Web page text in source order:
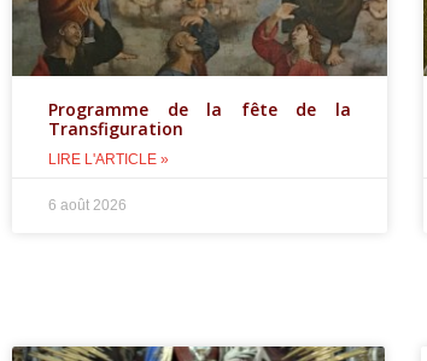
Programme de la fête de la
Transfiguration
LIRE L'ARTICLE »
6 août 2026